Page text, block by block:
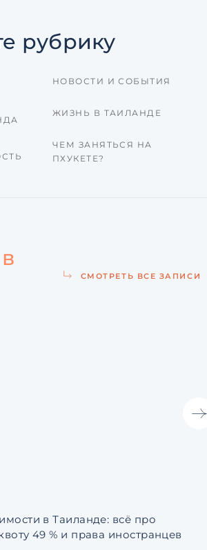
рубрику
НОВОСТИ И СОБЫТИЯ
ЖИЗНЬ В ТАИЛАНДЕ
ЧЕМ ЗАНЯТЬСЯ НА
ПХУКЕТЕ?
СМОТРЕТЬ ВСЕ ЗАПИСИ
в Таиланде: всё про
49 % и права иностранцев